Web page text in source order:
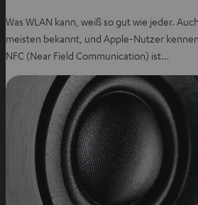
Was WLAN kann, weiß so gut wie jeder.
meisten bekannt, und Apple-Nutzer
NFC (Near Field Communication) ist…